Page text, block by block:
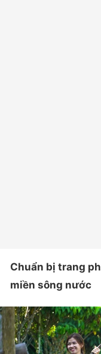
Chuẩn bị trang
miền sông nước